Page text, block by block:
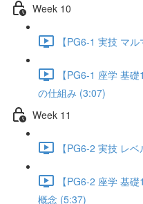
Week 10
【PG6-1 実技 マ
【PG6-1 座学 基
の仕組み (3:07)
Week 11
【PG6-2 実技 レ
【PG6-2 座学 基
概念 (5:37)